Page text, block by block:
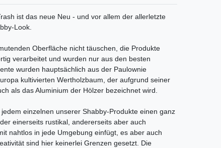
ist das neue Neu - und vor allem der allerletzte
Look.
Oberfläche nicht täuschen, die Produkte
verarbeitet und wurden nur aus den besten
wurden hauptsächlich aus der Paulownie
kultivierten Wertholzbaum, der aufgrund seiner
als das Aluminium der Hölzer bezeichnet wird.
einzelnen unserer Shabby-Produkte einen ganz
einerseits rustikal, andererseits aber auch
nahtlos in jede Umgebung einfügt, es aber auch
sind hier keinerlei Grenzen gesetzt. Die